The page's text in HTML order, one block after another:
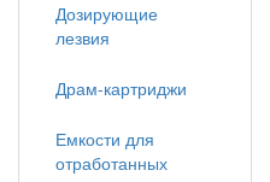
Дозирующие
лезвия
Драм-картриджи
Емкости для
отработанных